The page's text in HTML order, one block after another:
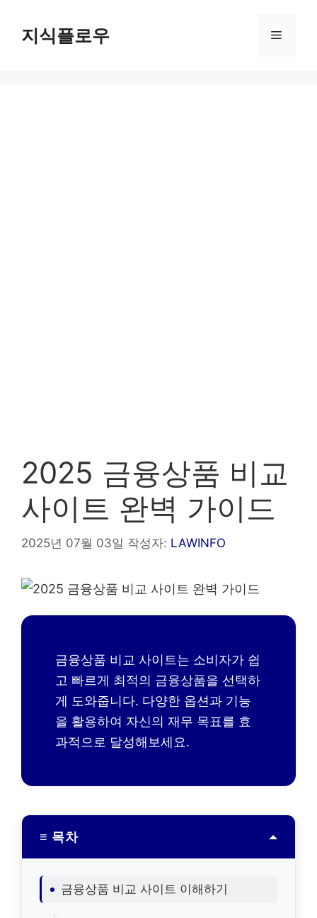
지식플로우 메
2025 금융상품 비교
사이트 완벽 가이드
2025년 07월 03일 작성자: LAWINFO
금융상품 비교 사이트는 소비자가 쉽
고 빠르게 최적의 금융상품을 선택하
게 도와줍니다. 다양한 옵션과 기능
을 활용하여 자신의 재무 목표를 효
과적으로 달성해보세요.
≡ 목차
금융상품 비교 사이트 이해하기